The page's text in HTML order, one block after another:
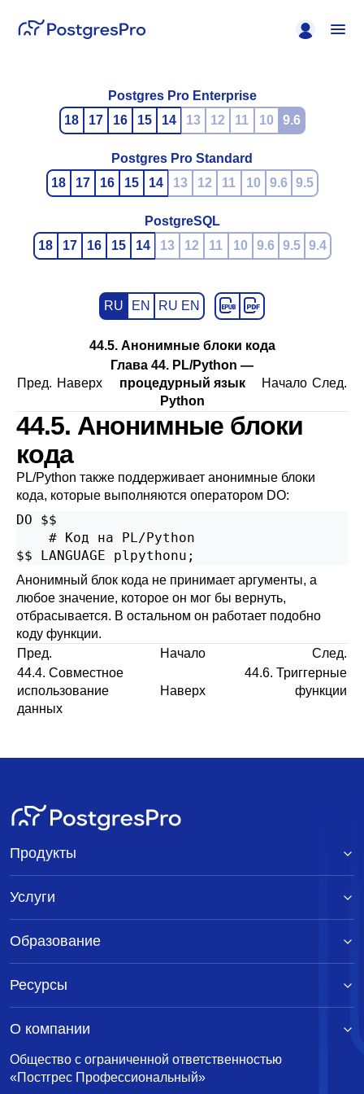
Postgres Pro Enterprise
18
17 16 15 14 13 12 11 10 9.6
Postgres Pro Standard
18
17 16 15 14 13 12 11 10 9.6 9.5
PostgreSQL
18
17 16 15 14 13 12 11 10 9.6 9.5 9.4
RU EN RU EN
44.5. Анонимные блоки кода
Пред. Наверх
Глава 44. PL/Python —
процедурный язык
Python
Начало След.
44.5. Анонимные блоки
кода
PL/Python также поддерживает анонимные блоки
кода, которые выполняются оператором DO:
DO $$
    # Код на PL/Python
$$ LANGUAGE plpythonu;
Анонимный блок кода не принимает аргументы, а
любое значение, которое он мог бы вернуть,
отбрасывается. В остальном он работает подобно
коду функции.
Пред.
Начало
След.
44.4. Совместное
использование
данных
Наверх
44.6. Триггерные
функции
Общество с ограниченной ответственностью
«Постгрес Профессиональный»
Продукты
Услуги
Образование
Ресурсы
О компании